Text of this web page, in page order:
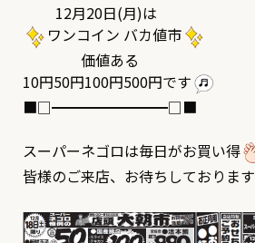
12月20日(月)は
ワンコイン バカ値市
価値ある
10円50円100円500円です
■□━━━━━━━━□■
スーパーネゴロは毎日がお買い得
皆様のご来店、お待ちしております